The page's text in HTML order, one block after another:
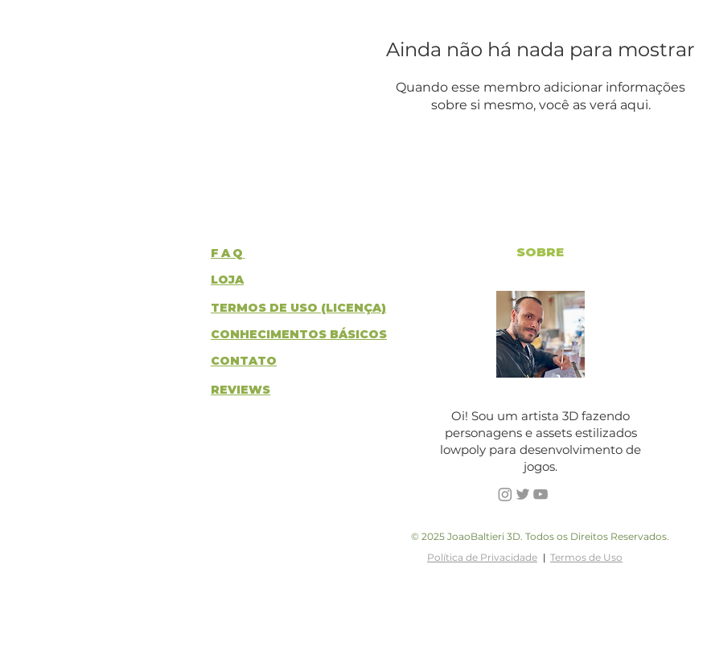
Ainda não há nada para mostrar
Quando esse membro adicionar informações
sobre si mesmo, você as verá aqui.
FAQ SOBRE
LOJA
TERMOS DE USO (LICENÇA)
CONHECIMENTOS BÁSICOS
CONTATO
REVIEWS
Oi! Sou um artista 3D fazendo
personagens e assets estilizados
lowpoly para desenvolvimento de
jogos.
© 2025 JoaoBaltieri 3D. Todos os Direitos Reservados.
Política de Privacidade | Termos de Uso